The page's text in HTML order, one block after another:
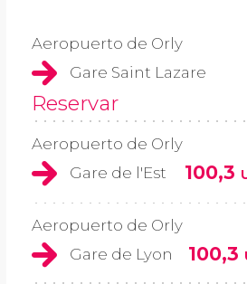
Aeropuerto de Orly
Gare Saint Lazare
Reservar
Aeropuerto de Orly
Gare de l'Est
100,3
Aeropuerto de Orly
Gare de Lyon
100,3